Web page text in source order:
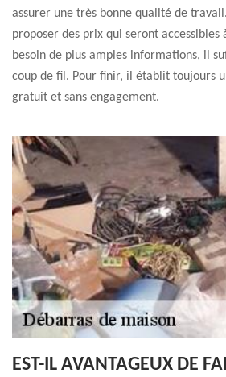
assurer une très bonne qualité de
proposer des prix qui seront accessibles
besoin de plus amples informations, il
coup de fil. Pour finir, il établit toujours
gratuit et sans engagement.
EST-IL AVANTAGEUX DE